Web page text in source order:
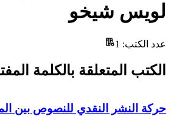
لويس شيخو
عدد الكتب:
1
الكتب المتعلقة بالكلمة
حركة النشر النقدي للنصوص بين